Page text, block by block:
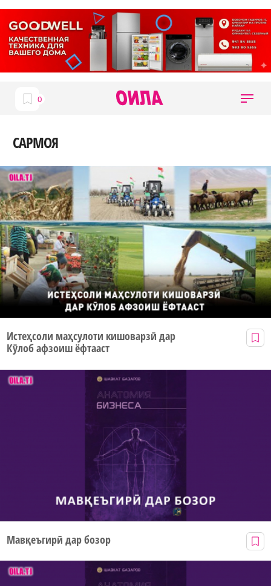
САРМОЯ
Истеҳсоли маҳсулоти кишоварзӣ дар
Кӯлоб афзоиш ёфтааст
Мавқеъгирӣ дар бозор